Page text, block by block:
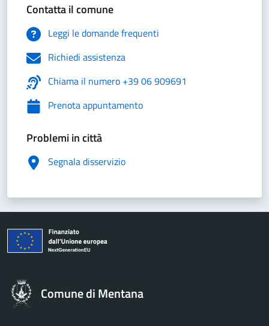
Contatta il comune
Leggi le domande frequenti
Richiedi assistenza
Chiama il numero +39 06 909691
Prenota appuntamento
Problemi in città
Segnala disservizio
Comune di Mentana